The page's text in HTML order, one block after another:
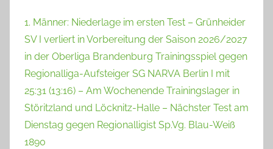
1. Männer: Niederlage im ersten Test – Grünheider
SV I verliert in Vorbereitung der Saison 2026/2027
in der Oberliga Brandenburg Trainingsspiel gegen
Regionalliga-Aufsteiger SG NARVA Berlin I mit
25:31 (13:16) – Am Wochenende Trainingslager in
Störitzland und Löcknitz-Halle – Nächster Test am
Dienstag gegen Regionalligist Sp.Vg. Blau-Weiß
1890